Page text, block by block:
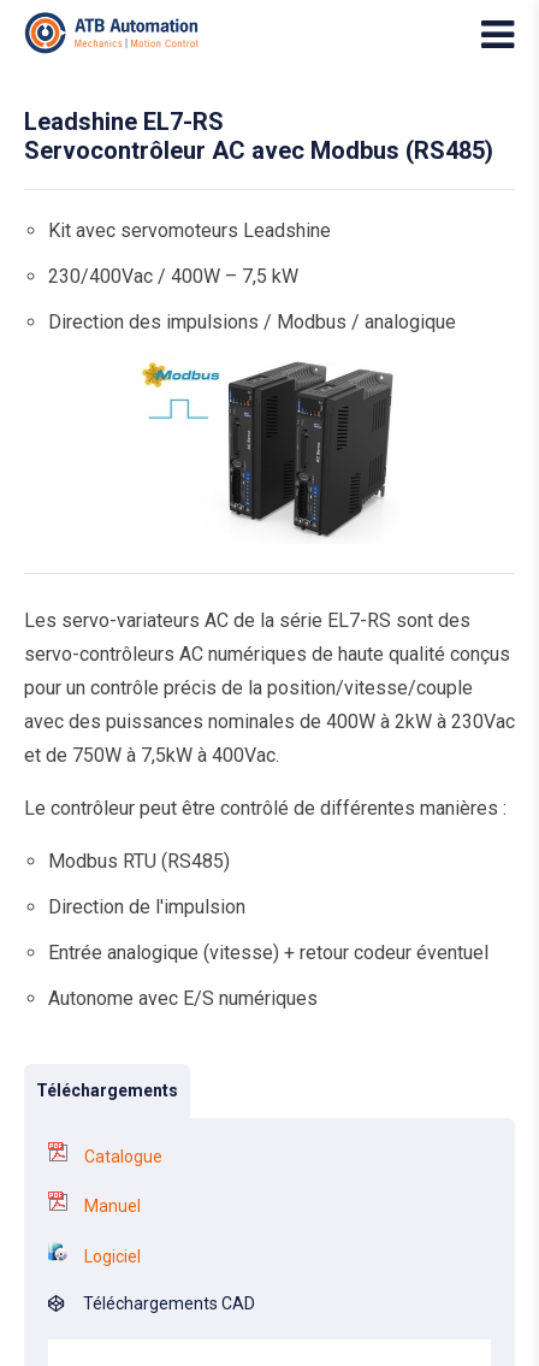
Leadshine EL7-RS
Servocontrôleur AC avec Modbus (RS485)
Kit avec servomoteurs Leadshine
230/400Vac / 400W – 7,5 kW
Direction des impulsions / Modbus / analogique
Les servo-variateurs AC de la série EL7-RS sont des
servo-contrôleurs AC numériques de haute qualité conçus
pour un contrôle précis de la position/vitesse/couple
avec des puissances nominales de 400W à 2kW à 230Vac
et de 750W à 7,5kW à 400Vac.
Le contrôleur peut être contrôlé de différentes manières :
Modbus RTU (RS485)
Direction de l'impulsion
Entrée analogique (vitesse) + retour codeur éventuel
Autonome avec E/S numériques
Téléchargements
Catalogue
Manuel
Logiciel
Téléchargements CAD